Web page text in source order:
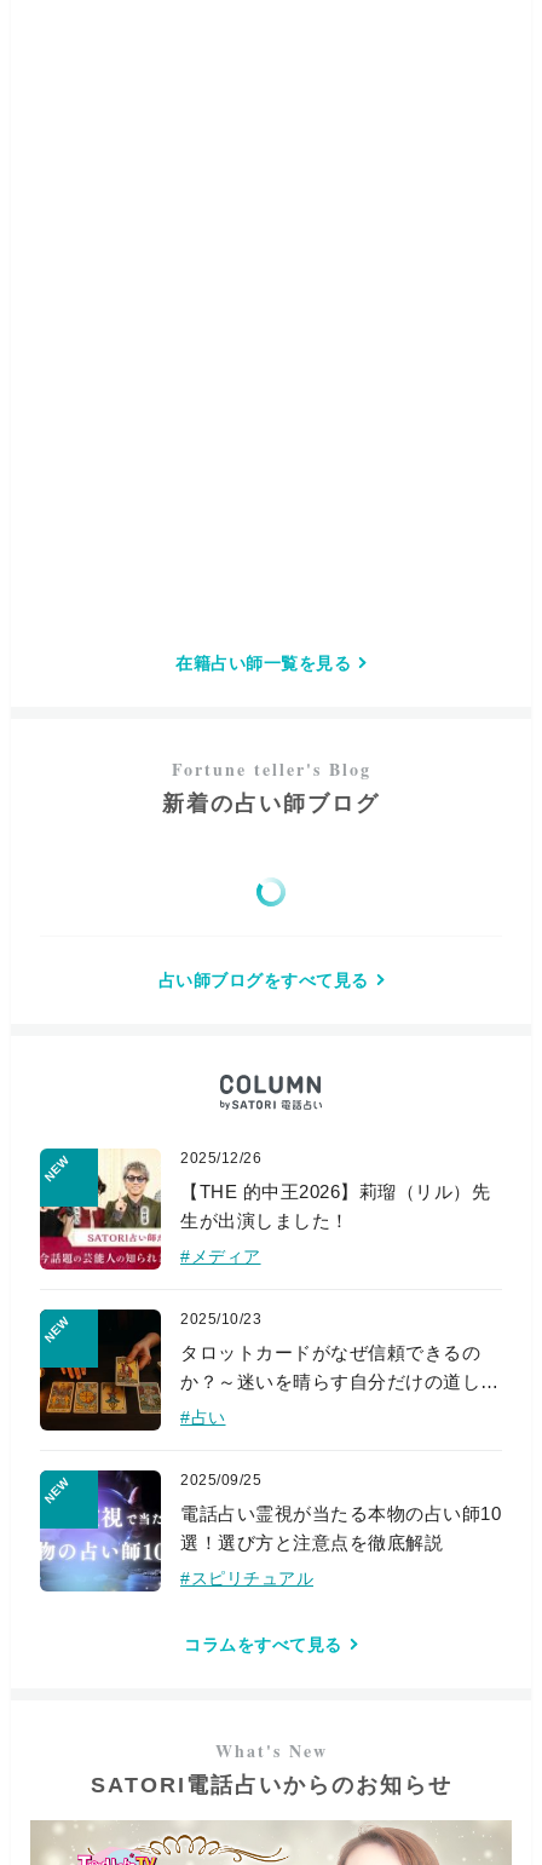
在籍占い師一覧を見る
新着の占い師ブログ
占い師ブログをすべて見る
2025/12/26
【THE 的中王2026】莉瑠（リル）先
生が出演しました！
#メディア
2025/10/23
タロットカードがなぜ信頼できるの
か？～迷いを晴らす自分だけの道しる
べ～
#占い
2025/09/25
電話占い霊視が当たる本物の占い師10
選！選び方と注意点を徹底解説
#スピリチュアル
コラムをすべて見る
SATORI電話占いからのお知らせ